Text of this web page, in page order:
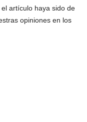
artículo haya sido de
opiniones en los